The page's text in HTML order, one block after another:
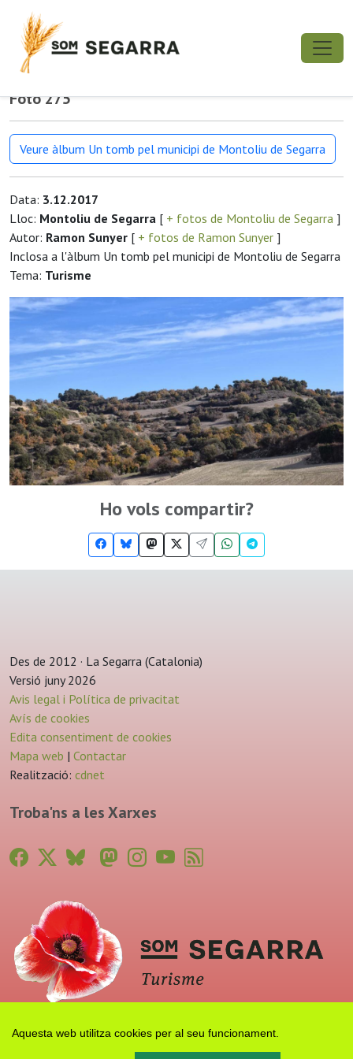
Aquesta web utilitza cookies per al seu funcionament.
Foto 275
Veure àlbum Un tomb pel municipi de Montoliu de Segarra
Data: 3.12.2017
Lloc: Montoliu de Segarra [ + fotos de Montoliu de Segarra ]
Autor: Ramon Sunyer [ + fotos de Ramon Sunyer ]
Inclosa a l'àlbum Un tomb pel municipi de Montoliu de Segarra
Tema: Turisme
Ho vols compartir?
Des de 2012 · La Segarra (Catalonia)
Versió juny 2026
Avis legal i Política de privacitat
Avís de cookies
Edita consentiment de cookies
Mapa web | Contactar
Realització: cdnet
Troba'ns a les Xarxes